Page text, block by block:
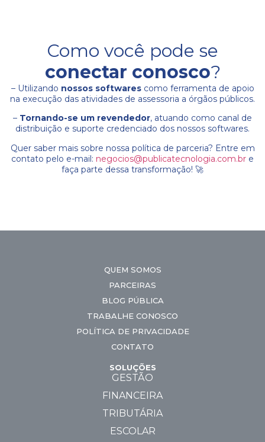
Como você pode se
conectar conosco?
– Utilizando nossos softwarescomo ferramenta de apoio
na execução das atividades de assessoria a órgãos públicos.
– Tornando-se um revendedor, atuando como canal de
distribuição e suporte credenciado dos nossos softwares.
Quer saber mais sobre nossa política de parceria? Entre em
contato pelo e-mail: negocios@publicatecnologia.com.br e
faça parte dessa transformação! 🚀
QUEM SOMOS
PARCEIRAS
BLOG PÚBLICA
TRABALHE CONOSCO
POLÍTICA DE PRIVACIDADE
CONTATO
SOLUÇÕES
GESTÃO
FINANCEIRA
TRIBUTÁRIA
ESCOLAR